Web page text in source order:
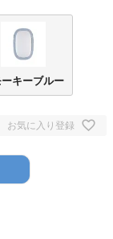
ーキーブルー
お気に入り登録